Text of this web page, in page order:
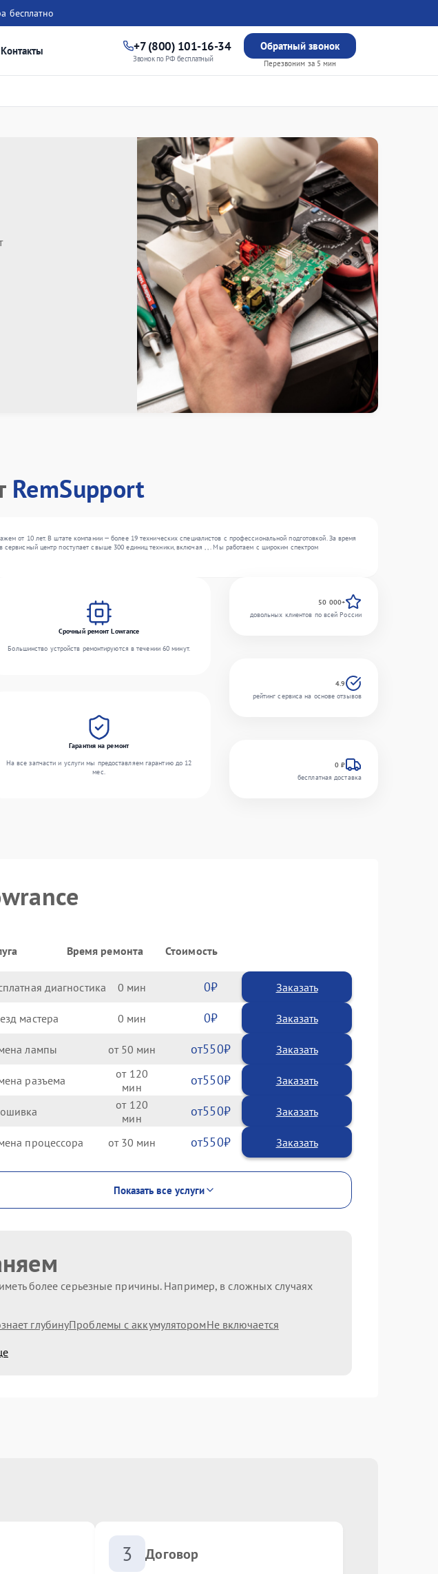
бесплатно
Контакты +7 (800) 101-16-34
Звонок по РФ бесплатный
Обратный звонок
Перезвоним за 5 мин
RemSupport
от 10 лет. В штате компании — более 19 технических специалистов с профессиональной подготовкой. За время
центр поступает свыше 300 единиц техники, включая , , . Мы работаем с широким спектром
Срочный ремонт Lowrance
Большинство устройств ремонтируются в течении 60 минут.
Гарантия на ремонт
На все запчасти и услуги мы предоставляем гарантию до 12
мес.
50 000+
довольных клиентов по всей России
4.9
рейтинг сервиса на основе отзывов
0 ₽
бесплатная доставка
Время ремонта Стоимость
диагностика 0 0 Заказать
мастера 0 0 Заказать
лампы 50 550
разъема 120 550
120 550
процессора 30 550
Показать все услуги
более серьезные причины. Например, в сложных случаях
глубинуПроблемы с аккумуляторомНе включается
3 Договор